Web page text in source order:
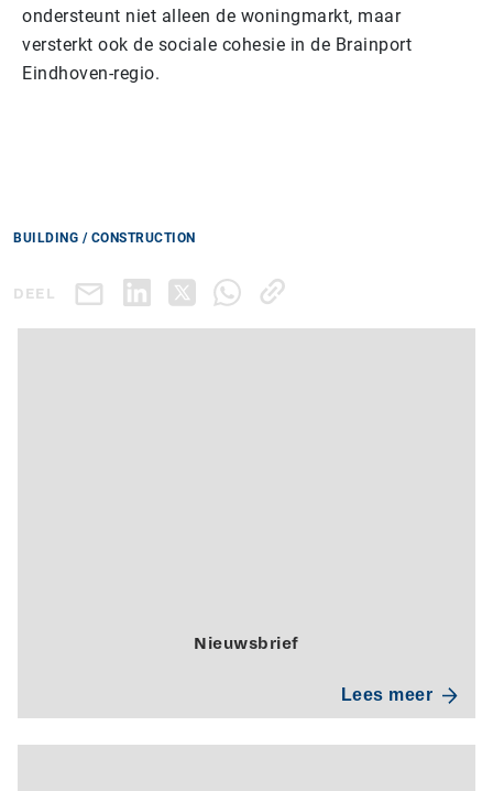
ondersteunt niet alleen de woningmarkt, maar
versterkt ook de sociale cohesie in de Brainport
Eindhoven-regio.
BUILDING / CONSTRUCTION
DEEL
Nieuwsbrief
Lees meer